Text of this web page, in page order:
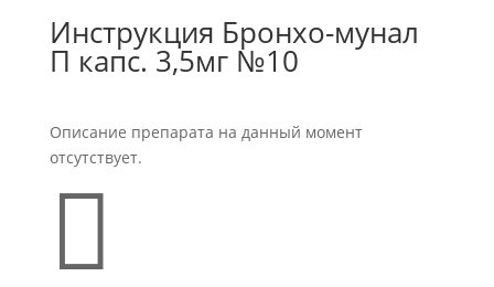
Инструкция Бронхо-мунал
П капс. 3,5мг №10
Описание препарата на данный момент
отсутствует.
